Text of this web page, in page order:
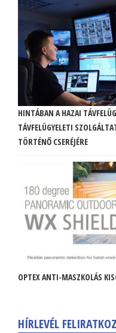
HINTÁBAN A HAZAI
TÁVFELÜGYELETI
TÖRTÉNŐ CSERÉJÉRE
OPTEX ANTI-MASZKOLÁS
HÍRLEVÉL